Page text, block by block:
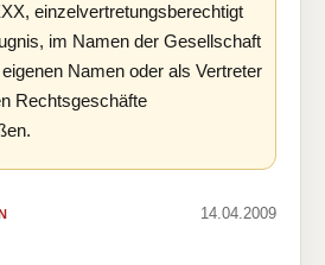
einzelvertretungsberechtigt
im Namen der Gesellschaft
Namen oder als Vertreter
Rechtsgeschäfte
14.04.2009